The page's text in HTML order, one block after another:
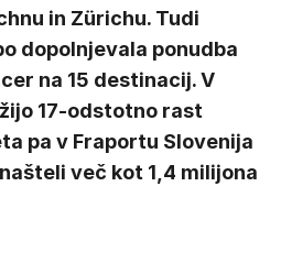
in Zürichu. Tudi
dopolnjevala ponudba
na 15 destinacij. V
17-odstotno rast
pa v Fraportu Slovenija
več kot 1,4 milijona